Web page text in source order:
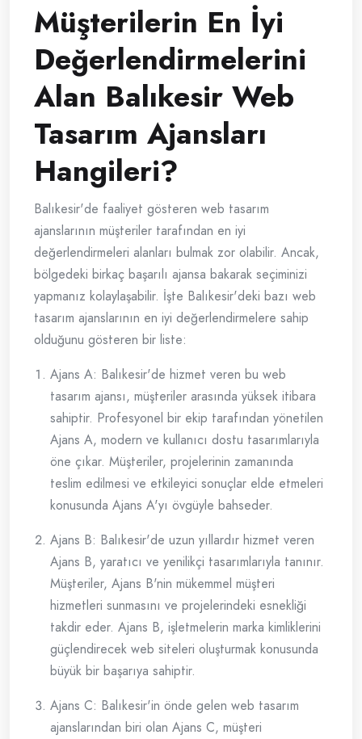
Müşterilerin En İyi
Değerlendirmelerini
Alan Balıkesir Web
Tasarım Ajansları
Hangileri?
Balıkesir'de faaliyet gösteren web tasarım
ajanslarının müşteriler tarafından en iyi
değerlendirmeleri alanları bulmak zor olabilir. Ancak,
bölgedeki birkaç başarılı ajansa bakarak seçiminizi
yapmanız kolaylaşabilir. İşte Balıkesir'deki bazı web
tasarım ajanslarının en iyi değerlendirmelere sahip
olduğunu gösteren bir liste:
Ajans A: Balıkesir'de hizmet veren bu web
tasarım ajansı, müşteriler arasında yüksek itibara
sahiptir. Profesyonel bir ekip tarafından yönetilen
Ajans A, modern ve kullanıcı dostu tasarımlarıyla
öne çıkar. Müşteriler, projelerinin zamanında
teslim edilmesi ve etkileyici sonuçlar elde etmeleri
konusunda Ajans A'yı övgüyle bahseder.
Ajans B: Balıkesir'de uzun yıllardır hizmet veren
Ajans B, yaratıcı ve yenilikçi tasarımlarıyla tanınır.
Müşteriler, Ajans B'nin mükemmel müşteri
hizmetleri sunmasını ve projelerindeki esnekliği
takdir eder. Ajans B, işletmelerin marka kimliklerini
güçlendirecek web siteleri oluşturmak konusunda
büyük bir başarıya sahiptir.
Ajans C: Balıkesir'in önde gelen web tasarım
ajanslarından biri olan Ajans C, müşteri